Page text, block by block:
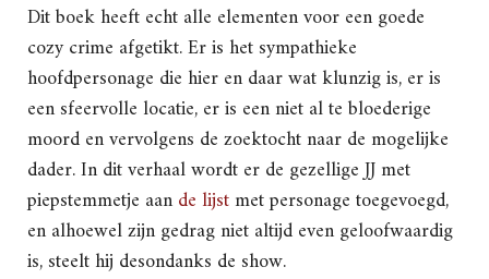
Dit boek heeft echt alle elementen voor een goede
cozy crime afgetikt. Er is het sympathieke
hoofdpersonage die hier en daar wat klunzig is, er is
een sfeervolle locatie, er is een niet al te bloederige
moord en vervolgens de zoektocht naar de mogelijke
dader. In dit verhaal wordt er de gezellige JJ met
piepstemmetje aande lijstmet personage toegevoegd,
en alhoewel zijn gedrag niet altijd even geloofwaardig
is, steelt hij desondanks de show.